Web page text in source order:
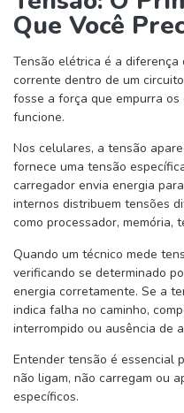
Que Você
Tensão elétrica é a
corrente dentro de um
fosse a força que empurra
funcione.
Nos celulares, a tensão
fornece uma tensão
carregador envia energia
internos distribuem tensões
como processador, memória,
Quando um técnico mede
verificando se determinado
energia corretamente. Se a
indica falha no caminho,
interrompido ou ausência de
Entender tensão é essencial
não ligam, não carregam ou
específicos.